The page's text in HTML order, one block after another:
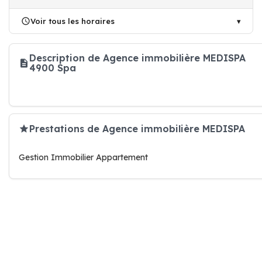
Voir tous les horaires
Description de Agence immobilière MEDISPA
4900 Spa
Prestations de Agence immobilière MEDISPA
Gestion Immobilier Appartement